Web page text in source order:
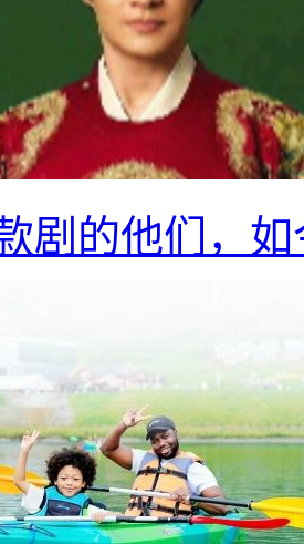
剧的他们，